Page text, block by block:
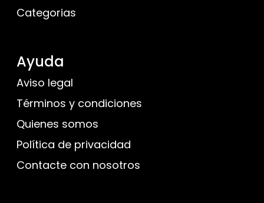
Categorias
Ayuda
Aviso legal
Términos y condiciones
Quienes somos
Política de privacidad
Contacte con nosotros